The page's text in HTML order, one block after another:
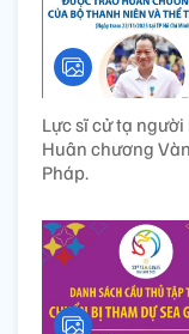
Lực sĩ cử tạ
Huân chương
Pháp.